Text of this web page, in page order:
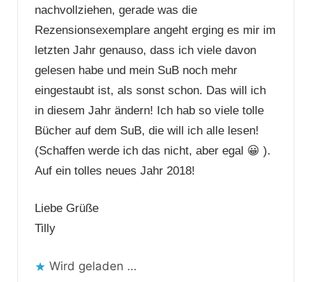
nachvollziehen, gerade was die
Rezensionsexemplare angeht erging es mir im
letzten Jahr genauso, dass ich viele davon
gelesen habe und mein SuB noch mehr
eingestaubt ist, als sonst schon. Das will ich
in diesem Jahr ändern! Ich hab so viele tolle
Bücher auf dem SuB, die will ich alle lesen!
(Schaffen werde ich das nicht, aber egal 😀 ).
Auf ein tolles neues Jahr 2018!
Liebe Grüße
Tilly
Wird geladen …